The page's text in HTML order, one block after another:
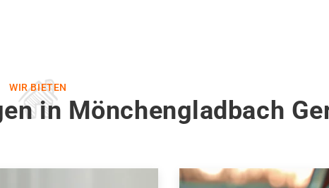
WIR BIETEN
in Mönchengladbach